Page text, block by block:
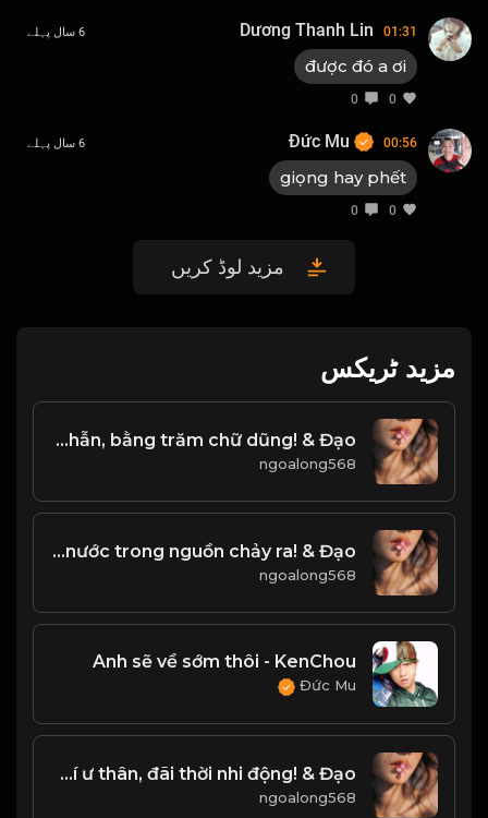
Dương Thanh Lin 01:31
được đó a ơi
0
0
6 سال پہلے
Đức Mu 00:56
giọng hay phết
0
0
6 سال پہلے
مزید لوڈ کریں
مزید ٹریکس
Một chữ nhẫn, bằng trăm chữ dũng! & Đạo
ngoalong568
Công cha như núi thái sơn Nghĩa mẹ như nước trong nguồn chảy ra! & Đạo
ngoalong568
Anh sẽ về sớm thôi - KenChou
Đức Mu
Quân tử tàng khí ư thân, đãi thời nhi động! & Đạo
ngoalong568